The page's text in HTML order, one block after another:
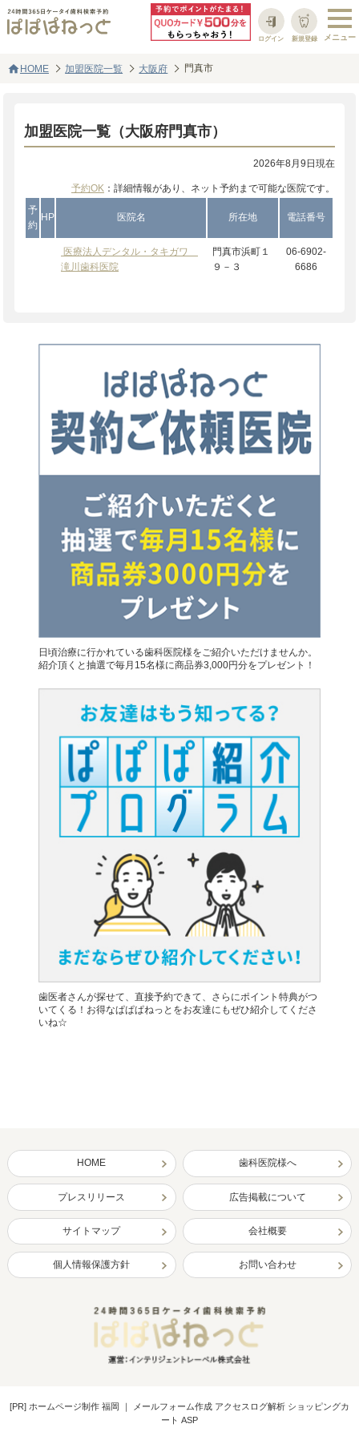
新規登録
ログイン
homeHOME 加盟医院一覧 大阪府 門真市
加盟医院一覧（大阪府門真市）
2026年8月9日現在
予約OK：詳細情報があり、ネット予約まで可能な医院です。
予
約
HP 医院名 所在地 電話番号
医療法人デンタル・タキガワ
滝川歯科医院
門真市浜町１
９－３
06-6902-
6686
日頃治療に行かれている歯科医院様をご紹介いただけませんか。
紹介頂くと抽選で毎月15名様に商品券3,000円分をプレゼント！
歯医者さんが探せて、直接予約できて、さらにポイント特典がつ
いてくる！お得なぱぱぱねっとをお友達にもぜひ紹介してくださ
いね☆
HOME 歯科医院様へ
プレスリリース 広告掲載について
サイトマップ 会社概要
個人情報保護方針 お問い合わせ
[PR] ホームページ制作 福岡
メールフォーム作成 アクセスログ解析 ショッピングカ
ート ASP